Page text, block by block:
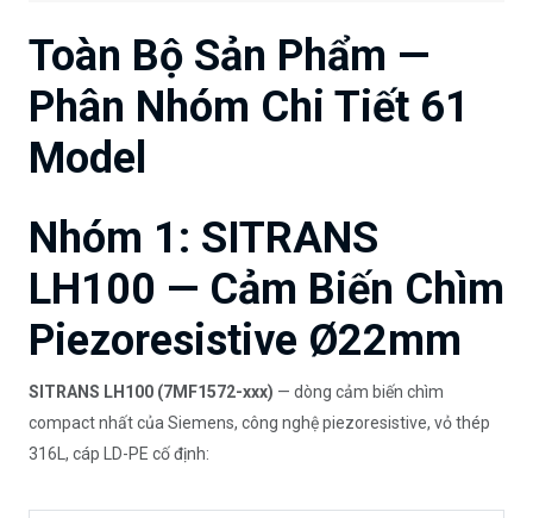
Toàn Bộ Sản Phẩm —
Phân Nhóm Chi Tiết 61
Model
Nhóm 1: SITRANS
LH100 — Cảm Biến Chìm
Piezoresistive Ø22mm
SITRANS LH100 (7MF1572-xxx) — dòng cảm biến chìm
compact nhất của Siemens, công nghệ piezoresistive, vỏ thép
316L, cáp LD-PE cố định: